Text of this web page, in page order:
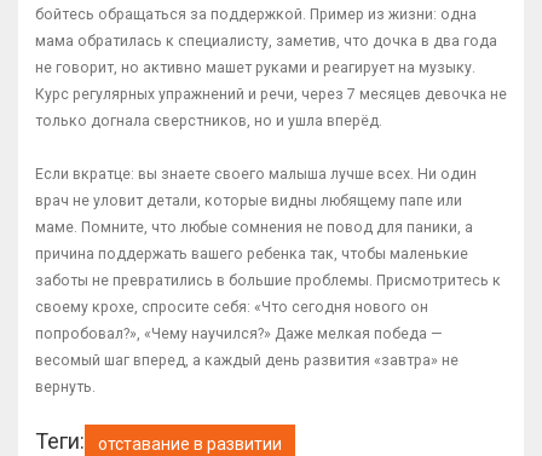
бойтесь обращаться за поддержкой. Пример из жизни: одна
мама обратилась к специалисту, заметив, что дочка в два года
не говорит, но активно машет руками и реагирует на музыку.
Курс регулярных упражнений и речи, через 7 месяцев девочка не
только догнала сверстников, но и ушла вперёд.
Если вкратце: вы знаете своего малыша лучше всех. Ни один
врач не уловит детали, которые видны любящему папе или
маме. Помните, что любые сомнения не повод для паники, а
причина поддержать вашего ребенка так, чтобы маленькие
заботы не превратились в большие проблемы. Присмотритесь к
своему крохе, спросите себя: «Что сегодня нового он
попробовал?», «Чему научился?» Даже мелкая победа —
весомый шаг вперед, а каждый день развития «завтра» не
вернуть.
Теги: отставание в развитии